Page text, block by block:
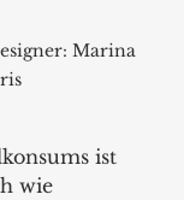
Marina
ist
wie